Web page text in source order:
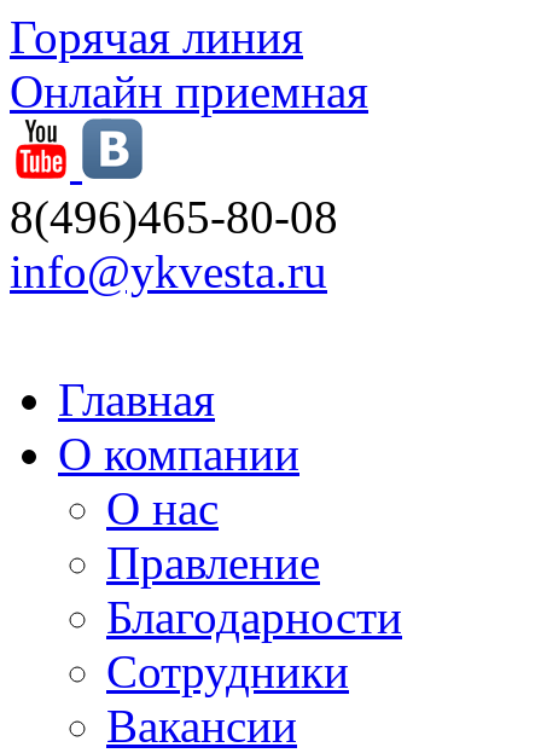
Горячая линия
Онлайн приемная
8(496)465-80-08
info@ykvesta.ru
Главная
О компании
О нас
Правление
Благодарности
Сотрудники
Вакансии